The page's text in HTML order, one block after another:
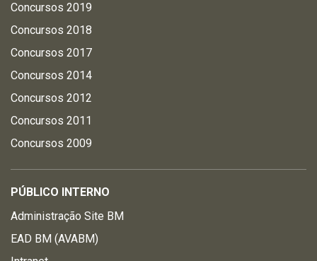
Concursos 2019
Concursos 2018
Concursos 2017
Concursos 2014
Concursos 2012
Concursos 2011
Concursos 2009
PÚBLICO INTERNO
Administração Site BM
EAD BM (AVABM)